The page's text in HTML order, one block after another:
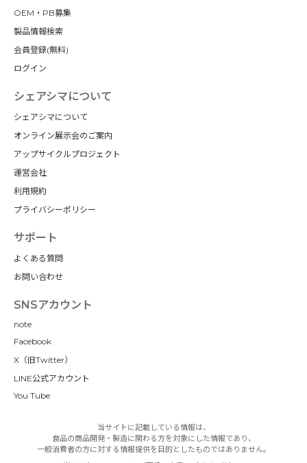
OEM・PB募集
製品情報検索
会員登録(無料)
ログイン
シェアシマについて
シェアシマについて
オンライン展示会のご案内
アップサイクルプロジェクト
運営会社
利用規約
プライバシーポリシー
サポート
よくある質問
お問い合わせ
SNSアカウント
note
Facebook
X（旧Twitter）
LINE公式アカウント
You Tube
当サイトに記載している情報は、
食品の商品開発・製造に関わる方を対象にした情報であり、
一般消費者の方に対する情報提供を目的としたものではありません。